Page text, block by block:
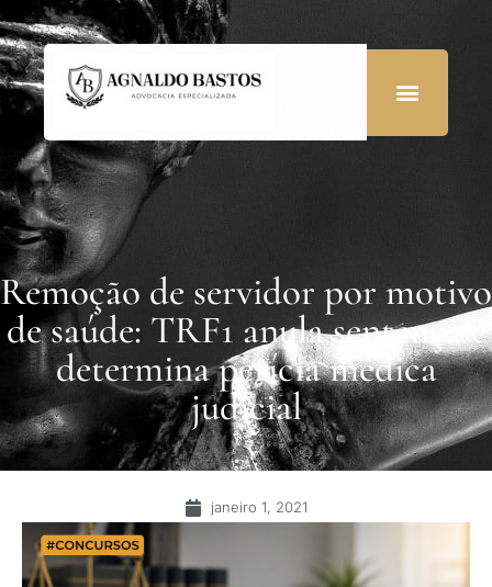
Remoção de servidor por motivo
de saúde: TRF1 anula sentença e
determina perícia médica
judicial
janeiro 1, 2021